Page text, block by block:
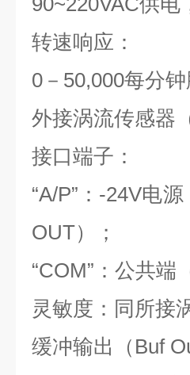
转速响应：
0－50,000每分钟
外接涡流传感器
接口端子：
“A/P”：-24V电
OUT）；
“COM”：公共端
灵敏度：同所接
缓冲输出（Buf